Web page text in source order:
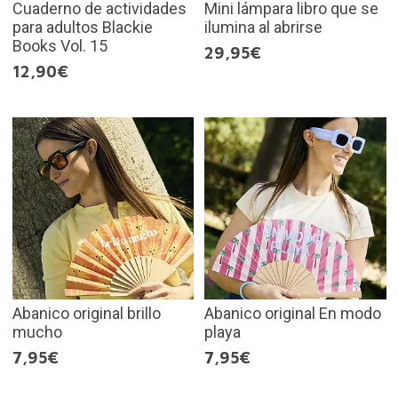
Cuaderno de actividades
para adultos Blackie
Books Vol. 15
12,90€
Mini lámpara libro que se
ilumina al abrirse
29,95€
Abanico original brillo
mucho
7,95€
Abanico original En modo
playa
7,95€